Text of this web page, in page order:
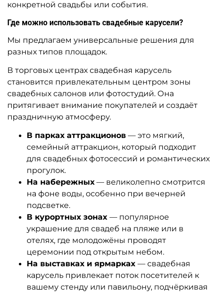
конкретной свадьбы или события.
Где можно использовать свадебные карусели?
Мы предлагаем универсальные решения для
разных типов площадок.
В торговых центрах свадебная карусель
становится привлекательным центром зоны
свадебных салонов или фотостудий. Она
притягивает внимание покупателей и создаёт
праздничную атмосферу.
В парках аттракционов — это мягкий,
семейный аттракцион, который подходит
для свадебных фотосессий и романтических
прогулок.
На набережных— великолепно смотрится
на фоне воды, особенно при вечерней
подсветке.
В курортных зонах — популярное
украшение для свадеб на пляже или в
отелях, где молодожёны проводят
церемонии под открытым небом.
На выставках и ярмарках — свадебная
карусель привлекает поток посетителей к
вашему стенду или павильону, подчёркивая